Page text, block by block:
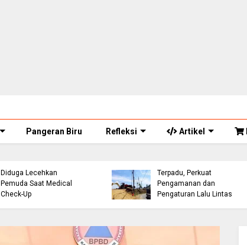
Pangeran Biru Refleksi Artikel
Diduga Lecehkan
Pemuda Saat Medical
Check-Up
Terpadu, Perkuat
Pengamanan dan
Pengaturan Lalu Lintas